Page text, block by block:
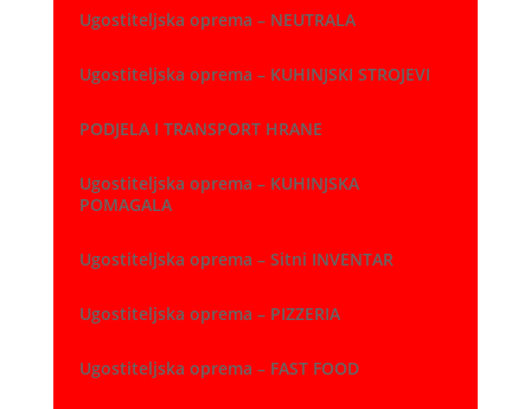
Ugostiteljska oprema – NEUTRALA
Ugostiteljska oprema – KUHINJSKI STROJEVI
PODJELA I TRANSPORT HRANE
Ugostiteljska oprema – KUHINJSKA
POMAGALA
Ugostiteljska oprema – Sitni INVENTAR
Ugostiteljska oprema – PIZZERIA
Ugostiteljska oprema – FAST FOOD